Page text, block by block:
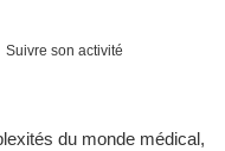
Suivre son activité
du monde médical,